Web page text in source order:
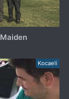
Kocaeli